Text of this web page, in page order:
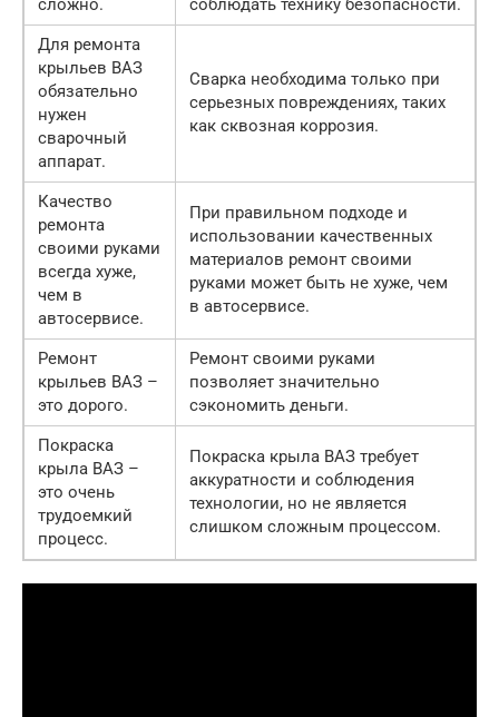
сложно.
соблюдать технику безопасности.
Для ремонта
крыльев ВАЗ
обязательно
нужен
сварочный
аппарат.
Сварка необходима только при
серьезных повреждениях, таких
как сквозная коррозия.
Качество
ремонта
своими руками
всегда хуже,
чем в
автосервисе.
При правильном подходе и
использовании качественных
материалов ремонт своими
руками может быть не хуже, чем
в автосервисе.
Ремонт
крыльев ВАЗ –
это дорого.
Ремонт своими руками
позволяет значительно
сэкономить деньги.
Покраска
крыла ВАЗ –
это очень
трудоемкий
процесс.
Покраска крыла ВАЗ требует
аккуратности и соблюдения
технологии, но не является
слишком сложным процессом.